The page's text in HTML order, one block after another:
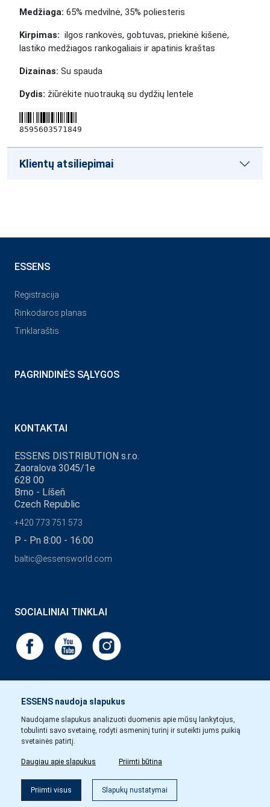
Medžiaga: 65% medvilnė, 35% poliesteris
Kirpimas: ilgos rankovės, gobtuvas, priekinė kišenė,
lastiko medžiagos rankogaliais ir apatinis kraštas
Dizainas: Su spauda
Dydis: žiūrėkite nuotrauką su dydžių lentele
8595603571849
Klientų atsiliepimai
ESSENS naudoja slapukus
Naudojame slapukus analizuoti duomenis apie mūsų lankytojus,
tobulinti savo svetainę, rodyti asmeninį turinį ir suteikti jums puikią
svetainės patirtį.
Daugiau apie slapukus Priimti būtina
Priimti visus Slapukų nustatymai
ESSENS
Registracija
Rinkodaros planas
Tinklaraštis
PAGRINDINĖS SĄLYGOS
KONTAKTAI
ESSENS DISTRIBUTION s.r.o.
Zaoralova 3045/1e
628 00
Brno - Líšeň
Czech Republic
+420 773 751 573
P - Pn 8:00 - 16:00
baltic@essensworld.com
SOCIALINIAI TINKLAI